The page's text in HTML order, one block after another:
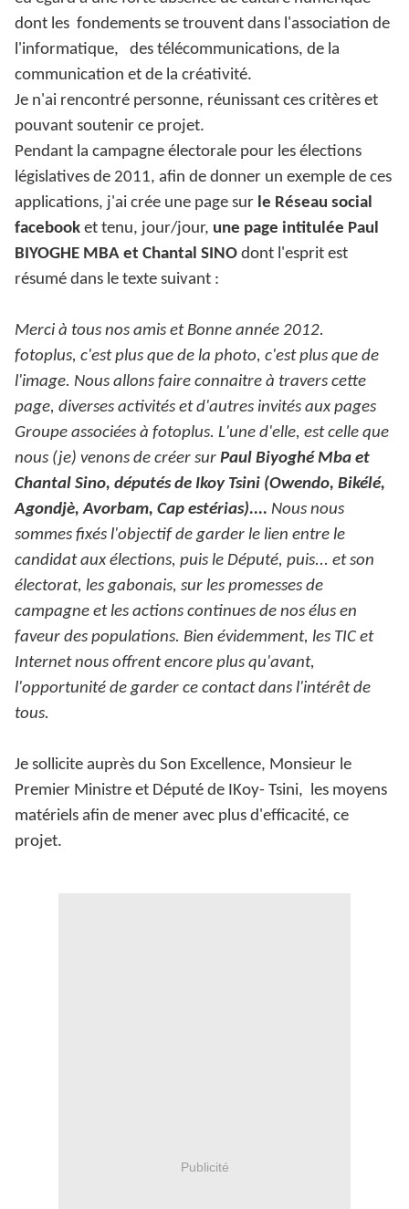
dont les fondements se trouvent dans l'association de
l'informatique,
des télécommunications, de la
communication et de la créativité.
Je n'ai rencontré personne, réunissant ces critères et
pouvant soutenir ce projet.
Pendant la campagne électorale pour les élections
législatives de 2011, afin de donner un exemple de ces
applications, j'ai crée une page sur le Réseau social
facebook et tenu, jour/jour, une page intitulée Paul
BIYOGHE MBA et Chantal SINO dont l'esprit est
résumé dans le texte suivant :
Merci à tous nos amis et Bonne année 2012.
fotoplus, c'est plus que de la photo, c'est plus que de
l'image. Nous allons faire connaitre à travers cette
page, diverses activités et d'autres invités aux pages
Groupe associées à fotoplus. L'une d'elle, est celle que
nous (je) venons de créer sur Paul Biyoghé Mba et
Chantal Sino, députés de Ikoy Tsini (Owendo, Bikélé,
Agondjè, Avorbam, Cap estérias).... Nous nous
sommes fixés l'objectif de garder le lien entre le
candidat aux élections, puis le Député, puis... et son
électorat, les gabonais, sur les promesses de
campagne et les actions continues de nos élus en
faveur des populations. Bien évidemment, les TIC et
Internet nous offrent encore plus qu'avant,
l'opportunité de garder ce contact dans l'intérêt de
tous.
Je sollicite auprès du Son Excellence, Monsieur le
Premier Ministre et Député de IKoy- Tsini, les moyens
matériels afin de mener avec plus d'efficacité, ce
projet.
Publicité